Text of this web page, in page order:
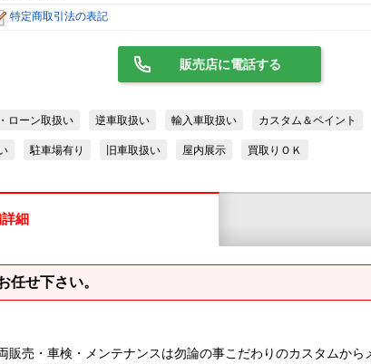
特定商取引法の表記
販売店に電話する
ローン取扱い 逆車取扱い 輸入車取扱い カスタム＆ペイント
駐車場有り 旧車取扱い 屋内展示 買取りＯＫ
細
任せ下さい。
販売・車検・メンテナンスは勿論の事こだわりのカスタムか